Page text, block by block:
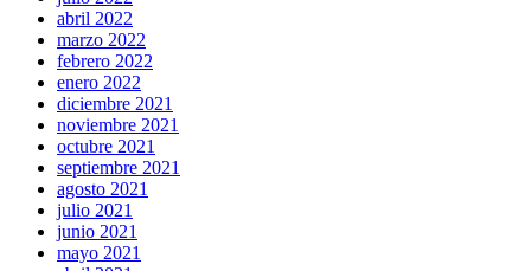
abril 2022
marzo 2022
febrero 2022
enero 2022
diciembre 2021
noviembre 2021
octubre 2021
septiembre 2021
agosto 2021
julio 2021
junio 2021
mayo 2021